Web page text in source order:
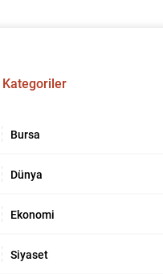
Kategoriler
Bursa
Dünya
Ekonomi
Siyaset